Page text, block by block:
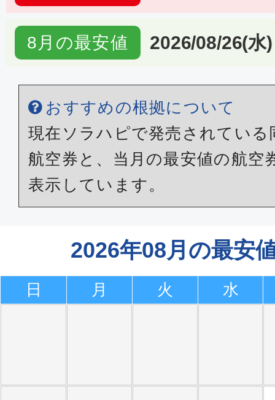
8月の最安値 2026/08/26(水)
おすすめの根拠について
現在ソラハピで発売されている
航空券と、当月の最安値の航空
表示しています。
2026年08月の最安
日 月 火 水